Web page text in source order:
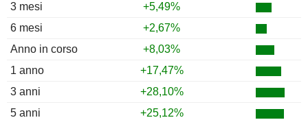
3 mesi
+5,49%
6 mesi
+2,67%
Anno in corso
+8,03%
1 anno
+17,47%
3 anni
+28,10%
5 anni
+25,12%